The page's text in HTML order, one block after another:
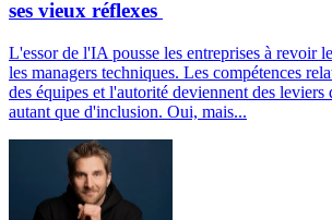
ses vieux réflexes
L'essor de l'IA pousse les entreprises à revoir
les managers techniques. Les compétences
des équipes et l'autorité deviennent des leviers
autant que d'inclusion. Oui, mais...